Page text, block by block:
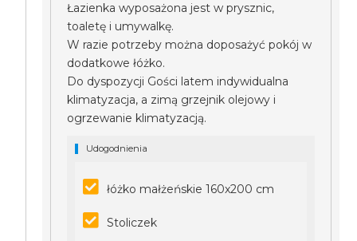
Łazienka wyposażona jest w prysznic,
toaletę i umywalkę.
W razie potrzeby można doposażyć pokój w
dodatkowe łóżko.
Do dyspozycji Gości latem indywidualna
klimatyzacja, a zimą grzejnik olejowy i
ogrzewanie klimatyzacją.
Udogodnienia
łóżko małżeńskie 160x200 cm
Stoliczek